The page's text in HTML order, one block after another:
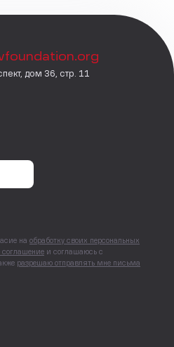
дом 36, стр. 11
на обработку своих персональных
соглашение и соглашаюсь с
разрешаю отправлять мне письма